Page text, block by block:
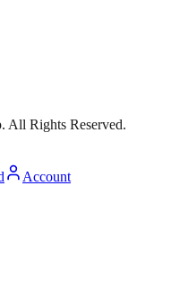
All Rights Reserved.
Account